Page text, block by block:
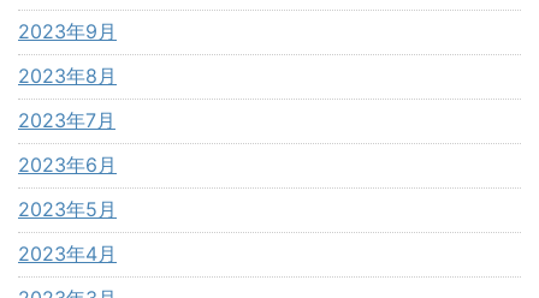
2023年9月
2023年8月
2023年7月
2023年6月
2023年5月
2023年4月